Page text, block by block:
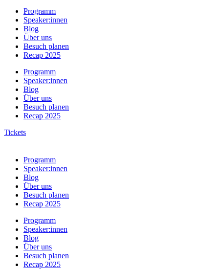
Programm
Speaker:innen
Blog
Über uns
Besuch planen
Recap 2025
Programm
Speaker:innen
Blog
Über uns
Besuch planen
Recap 2025
Tickets
Programm
Speaker:innen
Blog
Über uns
Besuch planen
Recap 2025
Programm
Speaker:innen
Blog
Über uns
Besuch planen
Recap 2025